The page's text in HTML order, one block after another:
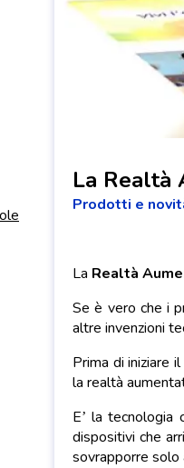
La Realtà
Prodotti e
La Realtà
Se è vero che i
altre invenzioni
Prima di iniziare
la realtà
E’ la tecnologia
dispositivi che
sovrapporre solo